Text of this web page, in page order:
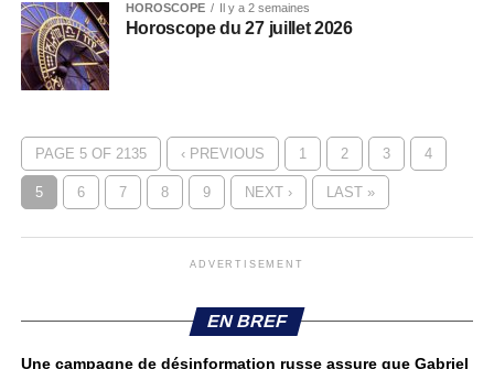
HOROSCOPE Il y a 2 semaines
Horoscope du 27 juillet 2026
PAGE 5 OF 2135 ‹ PREVIOUS 1 2 3 4
5 6 7 8 9 NEXT › LAST »
ADVERTISEMENT
EN BREF
Une campagne de désinformation russe assure que Gabriel